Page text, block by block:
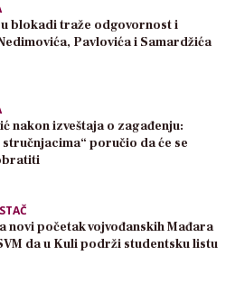
blokadi traže odgovornost i
Pavlovića i Samardžića
nakon izveštaja o zagađenju:
stručnjacima“ poručio da će se
novi početak vojvođanskih Mađara
da u Kuli podrži studentsku listu